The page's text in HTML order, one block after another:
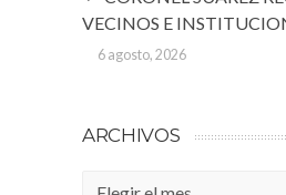
VECINOS E
6 agosto, 2026
ARCHIVOS
Archivos